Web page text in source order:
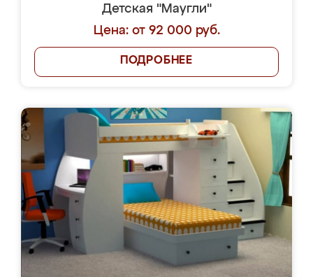
Детская "Маугли"
Цена: от 92 000 руб.
ПОДРОБНЕЕ